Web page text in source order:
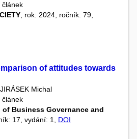
článek
, rok: 2024, ročník: 79,
of attitudes towards
JIRÁSEK Michal
článek
Business Governance and
17, vydání: 1, DOI